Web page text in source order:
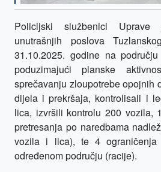
Policijski službenici Uprave
unutrašnjih poslova
31.10.2025. godine na
poduzimajući planske
sprečavanju zloupotrebe opojnih
dijela i prekršaja, kontrolisali i
lica, izvršili kontrolu 200 vozila,
pretresanja po naredbama
vozila i lica), te 4 ograničenja
određenom području (racije).